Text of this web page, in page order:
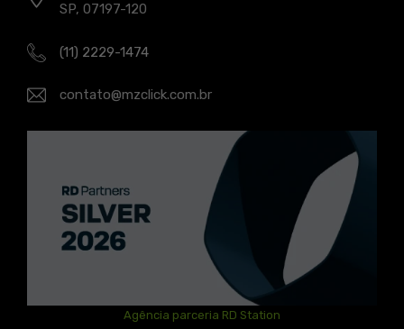
SP, 07197-120
(11) 2229-1474
contato@mzclick.com.br
Agência parceria RD Station